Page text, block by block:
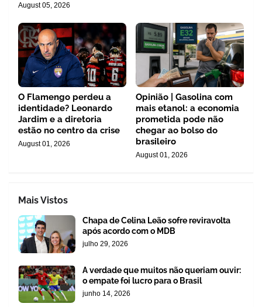
August 05, 2026
O Flamengo perdeu a
identidade? Leonardo
Jardim e a diretoria
estão no centro da crise
August 01, 2026
Opinião | Gasolina com
mais etanol: a economia
prometida pode não
chegar ao bolso do
brasileiro
August 01, 2026
Mais Vistos
Chapa de Celina Leão sofre reviravolta
após acordo com o MDB
julho 29, 2026
A verdade que muitos não queriam ouvir:
o empate foi lucro para o Brasil
junho 14, 2026